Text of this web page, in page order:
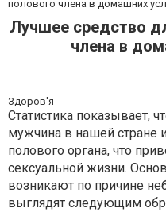
полового члена в домашних
Лучшее средство
члена в
Здоров'я
Статистика показывает,
мужчина в нашей стране
полового органа, что
сексуальной жизни.
возникают по причине
выглядят следующим